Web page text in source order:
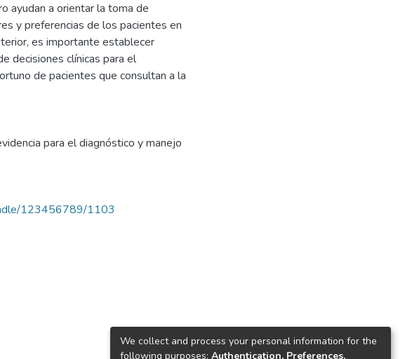
ayudan a orientar la toma de
y preferencias de los pacientes en
es importante establecer
decisiones clínicas para el
de pacientes que consultan a la
para el diagnóstico y manejo
123456789/1103
We collect and process your personal information for the
following purposes: Authentication, Preferences,